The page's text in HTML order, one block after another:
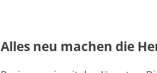
Alles neu machen die